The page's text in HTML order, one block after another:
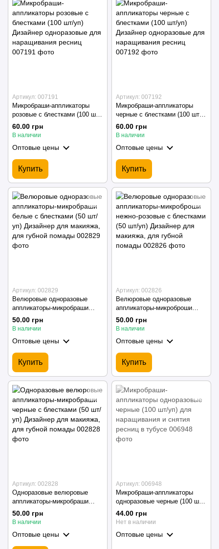
Артикул: 007191
Микробраши-аппликаторы
розовые с блестками (100 шт/
уп) Дизайнер одноразовые
для наращивания ресниц
60.00 грн
В наличии
Оптовые цены
Купить
Артикул: 007192
Микробраши-аппликаторы
черные с блестками (100 шт/
уп) Дизайнер одноразовые
для наращивания ресниц
60.00 грн
В наличии
Оптовые цены
Купить
Артикул: 002829
Велюровые одноразовые
аппликаторы-микробраши
белые с блестками (50 шт/уп)
Дизайнер для макияжа, для
50.00 грн
В наличии
Оптовые цены
Купить
Артикул: 002826
Велюровые одноразовые
аппликаторы-микроброши
нежно-розовые с блестками
(50 шт/уп) Дизайнер для
50.00 грн
В наличии
Оптовые цены
Купить
Артикул: 002828
Одноразовые велюровые
аппликаторы-микробраши
черные с блестками (50 шт/уп)
Дизайнер для макияжа, для
50.00 грн
В наличии
Оптовые цены
Артикул: 006948
Микробраши-аппликаторы
одноразовые черные (100 шт/
уп) для наращивания и снятия
ресниц в тубусе
44.00 грн
Нет в наличии
Оптовые цены